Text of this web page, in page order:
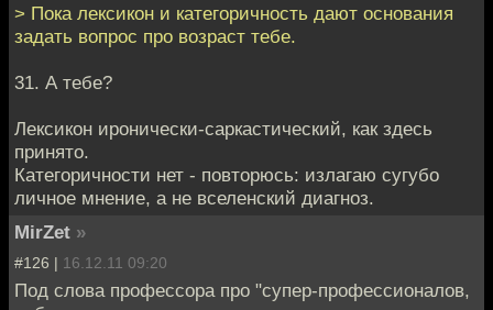
> Пока лексикон и категоричность дают основания
задать вопрос про возраст тебе.
31. А тебе?
Лексикон иронически-саркастический, как здесь
принято.
Категоричности нет - повторюсь: излагаю сугубо
личное мнение, а не вселенский диагноз.
MirZet »
#126 | 16.12.11 09:20
Под слова профессора про "супер-профессионалов,